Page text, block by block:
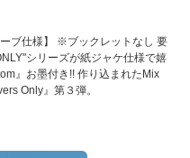
ブ仕様】 ※ブックレットなし 要
シリーズが紙ジャケ仕様で嬉
』お墨付き!! 作り込まれたMix
Only』第３弾。